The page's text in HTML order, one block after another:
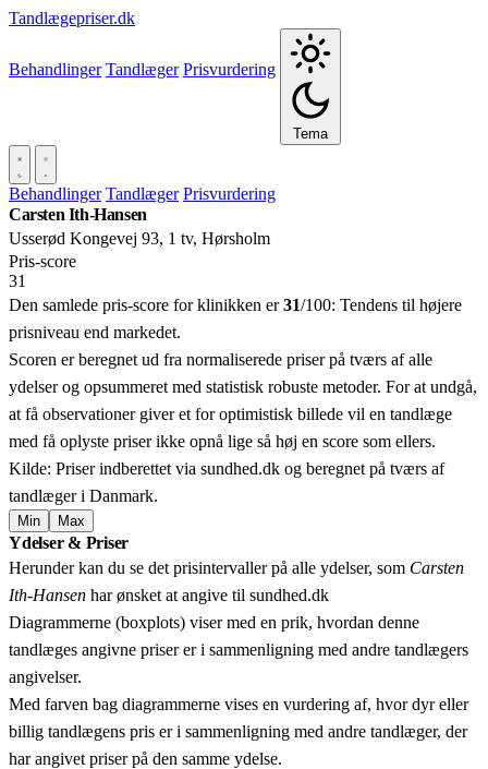
Tandlægepriser.dk
Behandlinger Tandlæger Prisvurdering
Tema
Behandlinger Tandlæger Prisvurdering
Carsten Ith-Hansen
Usserød Kongevej 93, 1 tv, Hørsholm
Pris‑score
31
Den samlede pris-score for klinikken er31/100: Tendens til højere
prisniveau end markedet.
Scoren er beregnet ud fra normaliserede priser på tværs af alle
ydelser og opsummeret med statistisk robuste metoder. For at undgå,
at få observationer giver et for optimistisk billede vil en tandlæge
med få oplyste priser ikke opnå lige så høj en score som ellers.
Kilde: Priser indberettet via sundhed.dk og beregnet på tværs af
tandlæger i Danmark.
Min Max
+
−
Ydelser & Priser
Herunder kan du se det prisintervaller på alle ydelser, som Carsten
Ith-Hansen har ønsket at angive til sundhed.dk
Diagrammerne (boxplots) viser med en prik, hvordan denne
tandlæges angivne priser er i sammenligning med andre tandlægers
angivelser.
Med farven bag diagrammerne vises en vurdering af, hvor dyr eller
billig tandlægens pris er i sammenligning med andre tandlæger, der
har angivet priser på den samme ydelse.